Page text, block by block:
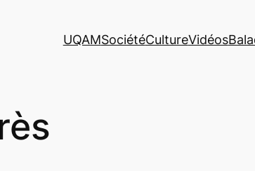
UQAMSociétéCultureVidéos